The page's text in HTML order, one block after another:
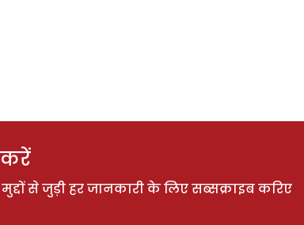
करें
से जुड़ी हर जानकारी के लिए सब्सक्राइब करिए